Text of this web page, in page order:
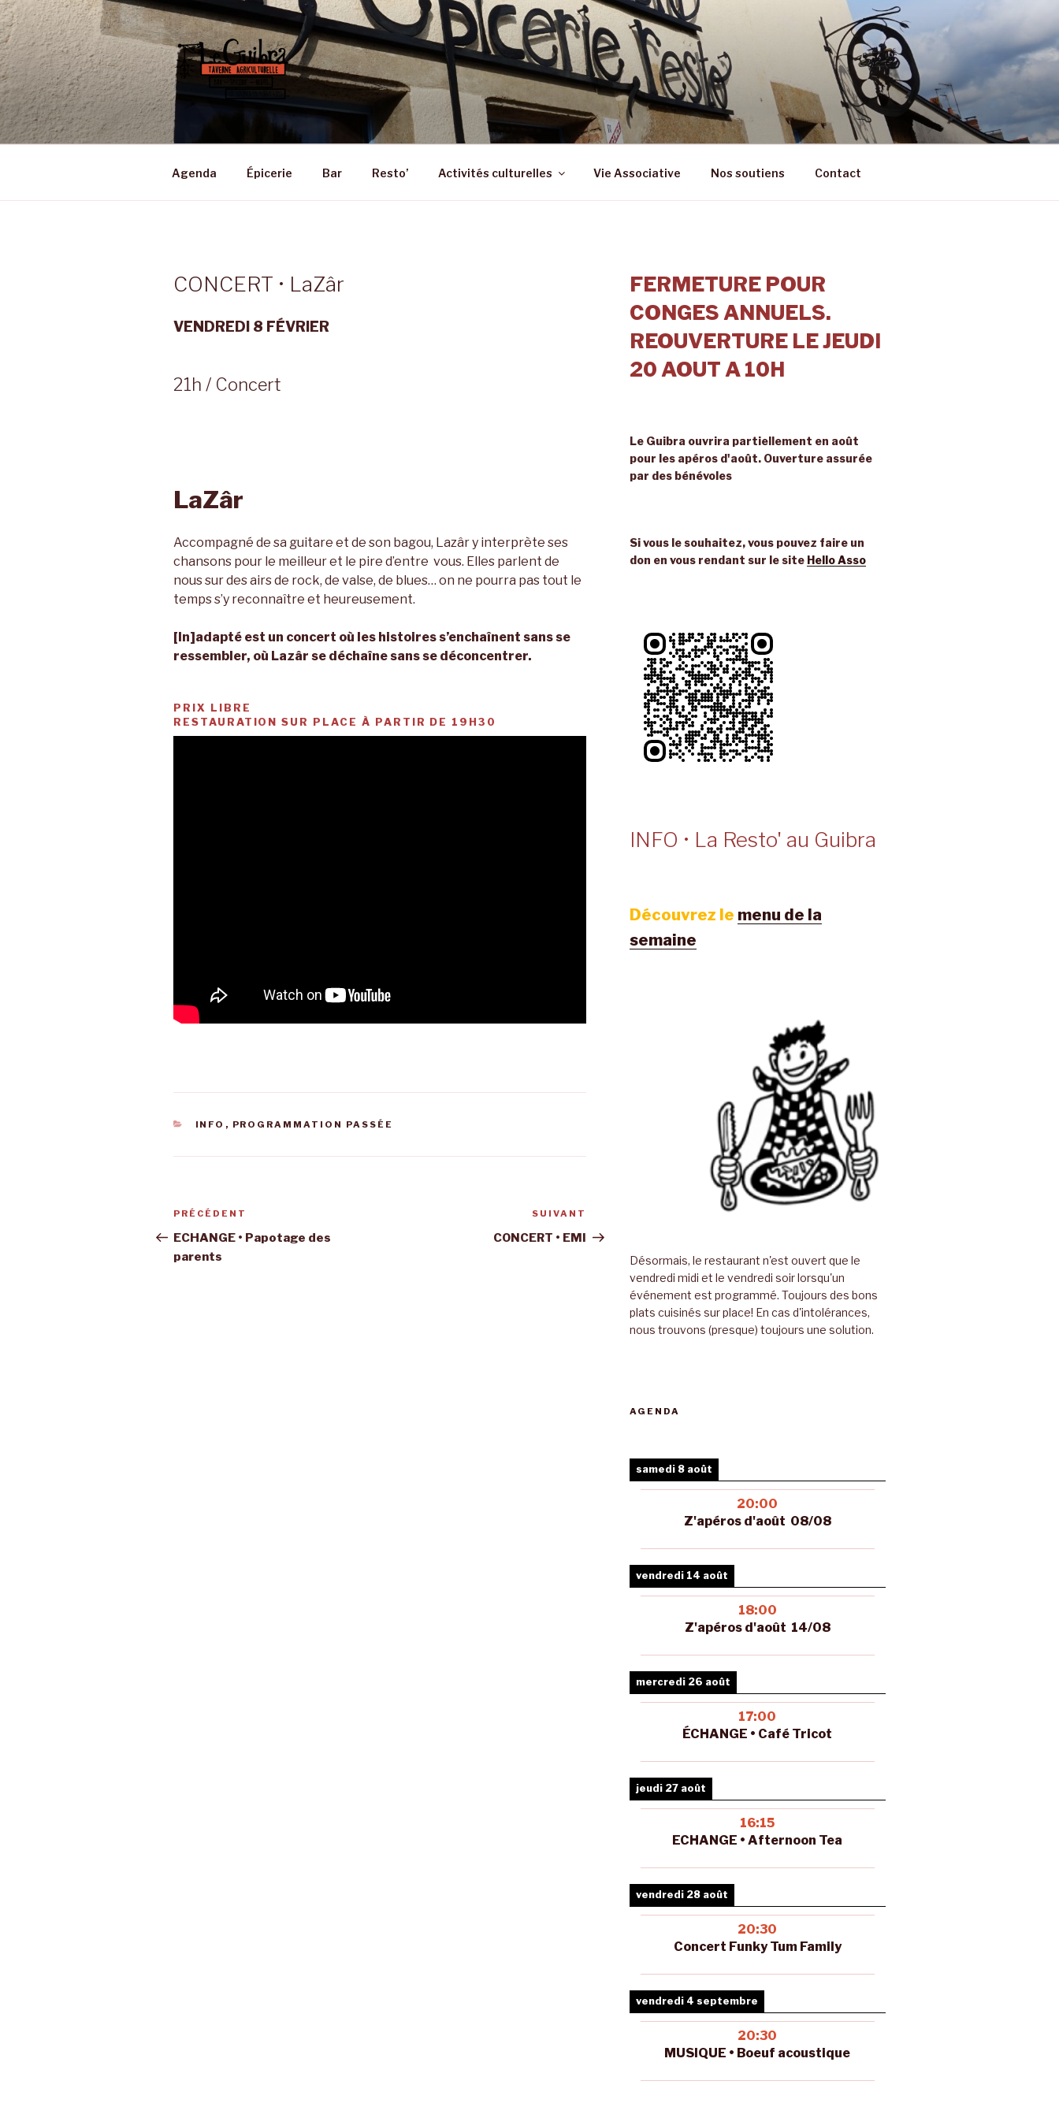
Aller
au
contenu
principal
LE GUIBRA – ST SULPICE LA FORÊT
Taverne Agriculturelle • Bar – Epicerie – Resto
Agenda Épicerie Bar Resto’ Activités culturelles Vie Associative Nos soutiens Contact
CONCERT • LaZâr
VENDREDI 8 FÉVRIER
21h / Concert
LaZâr
Accompagné de sa guitare et de son bagou, Lazâr y interprète ses
chansons pour le meilleur et le pire d’entre vous. Elles parlent de
nous sur des airs de rock, de valse, de blues… on ne pourra pas tout le
temps s’y reconnaître et heureusement.
[In]adapté est un concert où les histoires s’enchaînent sans se
ressembler, où Lazâr se déchaîne sans se déconcentrer.
PRIX LIBRE
RESTAURATION SUR PLACE À PARTIR DE 19H30
CATÉGORIES
INFO , PROGRAMMATION PASSÉE
Navigation
de
l’article
Article
précédent
PRÉCÉDENT
ECHANGE • Papotage des
parents
suivant
SUIVANT
CONCERT • EMI
FERMETURE POUR
CONGES ANNUELS.
REOUVERTURE LE JEUDI
20 AOUT A 10H
Le Guibra ouvrira partiellement en août
pour les apéros d'août. Ouverture assurée
par des bénévoles
Si vous le souhaitez, vous pouvez faire un
don en vous rendant sur le site Hello Asso
INFO • La Resto' au Guibra
Découvrez le menu de la
semaine
Désormais, le restaurant n'est ouvert que le
vendredi midi et le vendredi soir lorsqu'un
événement est programmé. Toujours des bons
plats cuisinés sur place! En cas d'intolérances,
nous trouvons (presque) toujours une solution.
AGENDA
samedi 8 août
20:00
Z'apéros d'août 08/08
vendredi 14 août
18:00
Z'apéros d'août 14/08
mercredi 26 août
17:00
ÉCHANGE • Café Tricot
jeudi 27 août
16:15
ECHANGE • Afternoon Tea
vendredi 28 août
20:30
Concert Funky Tum Family
vendredi 4 septembre
20:30
MUSIQUE • Boeuf acoustique